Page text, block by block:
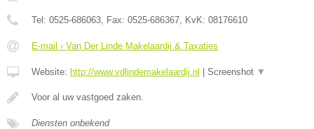
Tel: 0525-686063 , Fax: 0525-686367 , KvK: 08176610
E-mail › Van Der Linde Makelaardij & Taxaties
Website: http://www.vdlindemakelaardij.nl | Screenshot ▼
Voor al uw vastgoed zaken.
Diensten onbekend